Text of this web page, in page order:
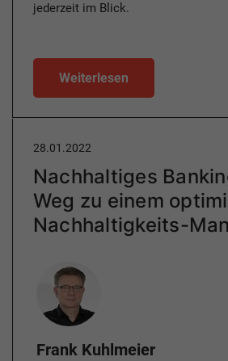
jederzeit im Blick.
Weiterlesen
28.01.2022
Nachhaltiges
Weg zu einem
Nachhaltigkeits-
Author
Frank Kuhlmeier